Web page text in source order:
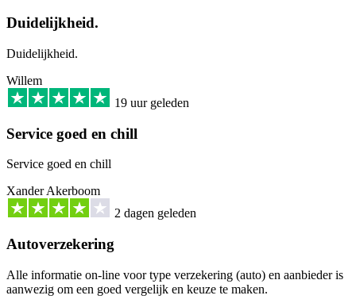
Duidelijkheid.
Duidelijkheid.
Willem
19 uur geleden
Service goed en chill
Service goed en chill
Xander Akerboom
2 dagen geleden
Autoverzekering
Alle informatie on-line voor type verzekering (auto) en aanbieder is
aanwezig om een goed vergelijk en keuze te maken.